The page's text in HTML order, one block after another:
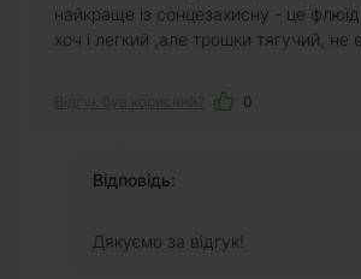
найкраще із сонцезахисну - це
хоч і легкий ,але трошки тягучий, не
0
Відповідь:
Дякуємо за відгук!